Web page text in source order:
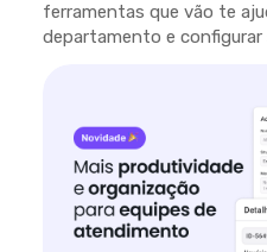
ferramentas que vão te
departamento e